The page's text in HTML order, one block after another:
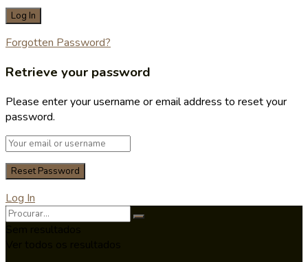
Forgotten Password?
Retrieve your password
Please enter your username or email address to reset your
password.
Log In